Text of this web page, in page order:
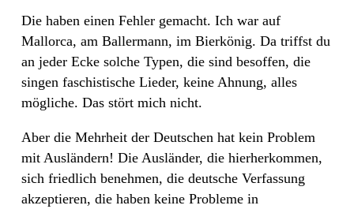
Die haben einen Fehler gemacht. Ich war auf
Mallorca, am Ballermann, im Bierkönig. Da triffst du
an jeder Ecke solche Typen, die sind besoffen, die
singen faschistische Lieder, keine Ahnung, alles
mögliche. Das stört mich nicht.
Aber die Mehrheit der Deutschen hat kein Problem
mit Ausländern! Die Ausländer, die hierherkommen,
sich friedlich benehmen, die deutsche Verfassung
akzeptieren, die haben keine Probleme in